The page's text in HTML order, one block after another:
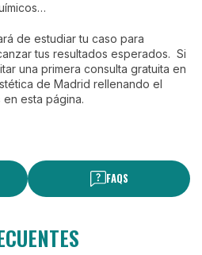
de estudiar tu caso para
tus resultados esperados. Si
una primera consulta gratuita en
de Madrid rellenando el
esta página.
FAQS